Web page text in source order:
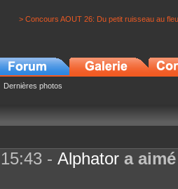
> Concours AOUT 26: Du petit ruisseau au
Dernières photos
- Alphator a aimé